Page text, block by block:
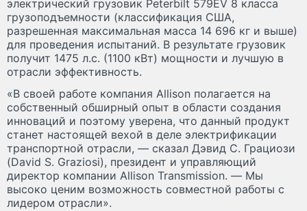
электрический грузовик Peterbilt 579EV 8 класса
грузоподъемности (классификация США,
разрешенная максимальная масса 14 696 кг и выше)
для проведения испытаний. В результате грузовик
получит 1475 л.с. (1100 кВт) мощности и лучшую в
отрасли эффективность.
«В своей работе компания Allison полагается на
собственный обширный опыт в области создания
инноваций и поэтому уверена, что данный продукт
станет настоящей вехой в деле электрификации
транспортной отрасли, — сказал Дэвид С. Грациози
(David S. Graziosi), президент и управляющий
директор компании Allison Transmission. — Мы
высоко ценим возможность совместной работы с
лидером отрасли».